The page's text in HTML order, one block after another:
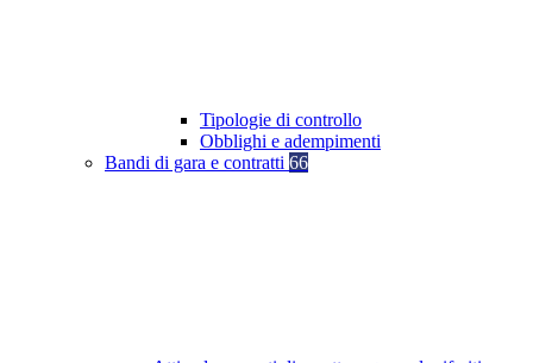
Tipologie di controllo
Obblighi e adempimenti
Bandi di gara e contratti 66